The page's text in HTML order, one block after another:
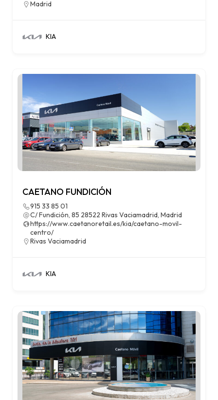
Madrid
KIA
CAETANO FUNDICIÓN
915 33 85 01
C/ Fundición, 85 28522 Rivas Vaciamadrid, Madrid
https://www.caetanoretail.es/kia/caetano-movil-
centro/
Rivas Vaciamadrid
KIA